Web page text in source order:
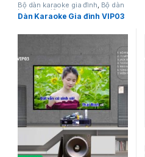
Bộ dàn karaoke gia đình, Bộ dàn
karaoke siêu hot
Dàn Karaoke Gia đình VIP03